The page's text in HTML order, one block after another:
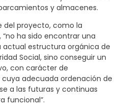
y almacenes.
del proyecto, como la
ha sido encontrar una
actual estructura orgánica de
Social, sino conseguir un
con carácter de
adecuada ordenación de
a las futuras y continuas
funcional”.